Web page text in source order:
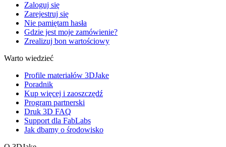
Zaloguj się
Zarejestruj się
Nie pamiętam hasła
Gdzie jest moje zamówienie?
Zrealizuj bon wartościowy
Warto wiedzieć
Profile materiałów 3DJake
Poradnik
Kup więcej i zaoszczędź
Program partnerski
Druk 3D FAQ
Support dla FabLabs
Jak dbamy o środowisko